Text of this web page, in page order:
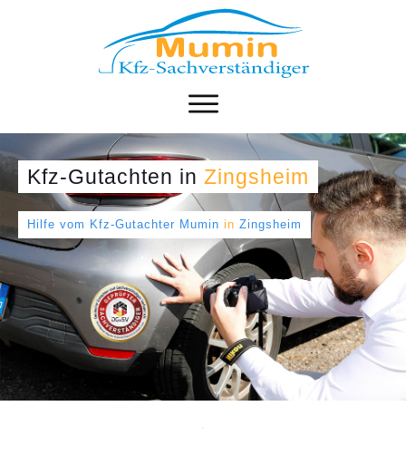
Kfz-Gutachten in Zingsheim
Hilfe vom Kfz-Gutachter Mumin in Zingsheim